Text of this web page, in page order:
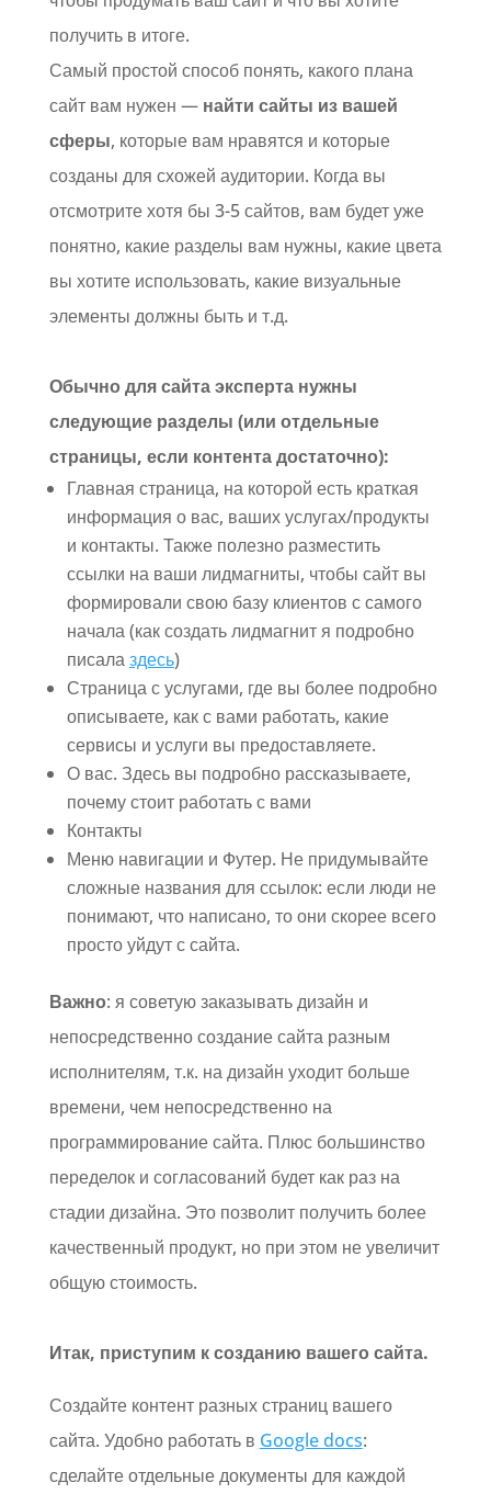
получить в итоге.
Самый простой способ понять, какого плана
сайт вам нужен — найти сайты из вашей
сферы, которые вам нравятся и которые
созданы для схожей аудитории. Когда вы
отсмотрите хотя бы 3-5 сайтов, вам будет уже
понятно, какие разделы вам нужны, какие цвета
вы хотите использовать, какие визуальные
элементы должны быть и т.д.
Обычно для сайта эксперта нужны
следующие разделы (или отдельные
страницы, если контента достаточно):
Главная страница, на которой есть краткая
информация о вас, ваших услугах/продукты
и контакты. Также полезно разместить
ссылки на ваши лидмагниты, чтобы сайт вы
формировали свою базу клиентов с самого
начала (как создать лидмагнит я подробно
писалаздесь)
Страница с услугами, где вы более подробно
описываете, как с вами работать, какие
сервисы и услуги вы предоставляете.
О вас. Здесь вы подробно рассказываете,
почему стоит работать с вами
Контакты
Меню навигации и Футер. Не придумывайте
сложные названия для ссылок: если люди не
понимают, что написано, то они скорее всего
просто уйдут с сайта.
Важно: я советую заказывать дизайн и
непосредственно создание сайта разным
исполнителям, т.к. на дизайн уходит больше
времени, чем непосредственно на
программирование сайта. Плюс большинство
переделок и согласований будет как раз на
стадии дизайна. Это позволит получить более
качественный продукт, но при этом не увеличит
общую стоимость.
Итак, приступим к созданию вашего сайта.
Создайте контент разных страниц вашего
сайта. Удобно работать в Google docs:
сделайте отдельные документы для каждой